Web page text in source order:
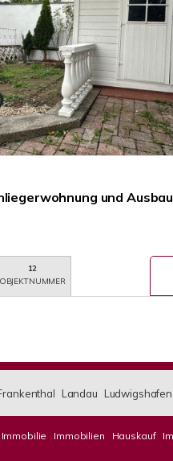
und
12
OBJEKTNUMMER
Landau Ludwigshafen
Immobilie Immobilien Hauskauf